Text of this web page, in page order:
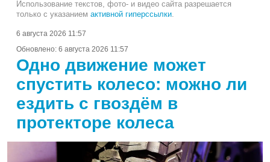
Использование текстов, фото- и видео сайта разрешается
только с указанием активной гиперссылки.
6 августа 2026 11:57
Обновлено: 6 августа 2026 11:57
Одно движение может
спустить колесо: можно ли
ездить с гвоздём в
протекторе колеса